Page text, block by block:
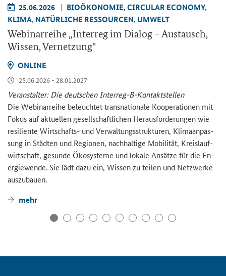
25.06.2026
BIO­ÖKO­NO­MIE, CIR­CU­LAR ECO­NO­MY,
KLIMA, NA­TÜR­LI­CHE RES­SOUR­CEN, UM­WELT
We­bi­nar­rei­he „Interregim Dia­log – Aus­tausch,
Wis­sen, Ver­net­zung"
ON­LINE
25.06.2026 - 28.01.2027
Ver­an­stal­ter: Die deut­schen Interreg-​B-Kontaktstellen
Die We­bi­nar­rei­he be­leuch­tet trans­na­tio­na­le Ko­ope­ra­tio­nen mit
Fokus auf ak­tu­el­len ge­sell­schaft­li­chen Her­aus­for­de­run­gen wie
re­si­li­en­te Wirtschafts-​ und Ver­wal­tungs­struk­tu­ren, Kli­ma­an­pas­
sung in Städ­ten und Re­gio­nen, nach­hal­ti­ge Mo­bi­li­tät, Kreis­lauf­
wirt­schaft, ge­sun­de Öko­sys­te­me und lo­ka­le An­sät­ze für die En­
er­gie­wen­de. Sie lädt dazu ein, Wis­sen zu tei­len und Netz­wer­ke
aus­zu­bau­en.
mehr